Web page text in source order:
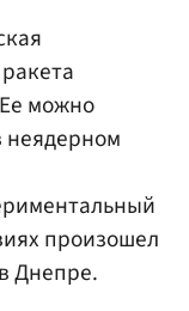
можно
неядерном
произошел
Днепре.